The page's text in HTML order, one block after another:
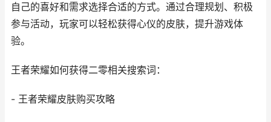
自己的喜好和需求选择合适的方式。通过合理规划、积极
参与活动，玩家可以轻松获得心仪的皮肤，提升游戏体
验。
王者荣耀如何获得二零相关搜索词：
- 王者荣耀皮肤购买攻略